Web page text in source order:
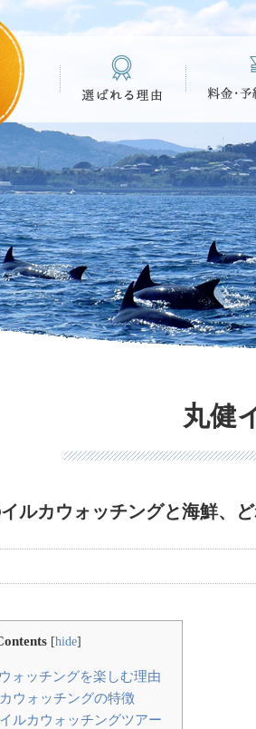
丸健
ルカウォッチングと海鮮、
[hide]
ォッチングを楽しむ理由
ウォッチングの特徴
ルカウォッチングツアー